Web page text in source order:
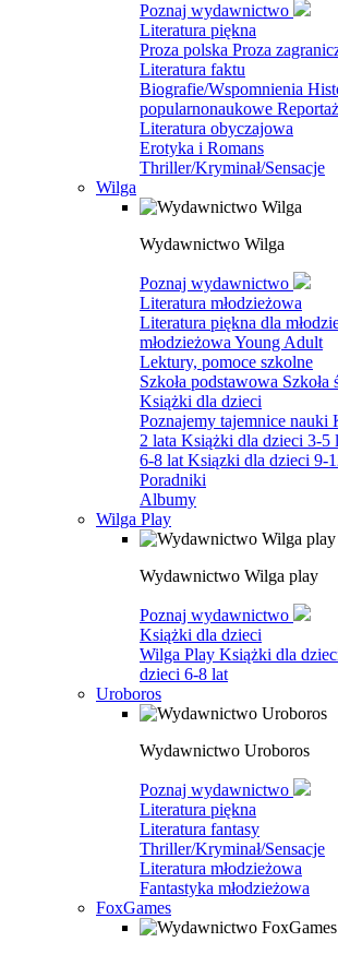
Poznaj wydawnictwo
Literatura piękna
Proza polska Proza
Literatura faktu
Biografie/Wspomnienia
popularnonaukowe
Literatura obyczajowa
Erotyka i Romans
Thriller/Kryminał/Sensacje
Wilga
Wydawnictwo Wilga
Poznaj wydawnictwo
Literatura młodzieżowa
Literatura piękna dla
młodzieżowa Young Adult
Lektury, pomoce szkolne
Szkoła podstawowa Szkoła
Książki dla dzieci
Poznajemy tajemnice nauki
2 lata Książki dla dzieci 3-5
6-8 lat Ksiązki dla dzieci 9-
Poradniki
Albumy
Wilga Play
Wydawnictwo Wilga play
Poznaj wydawnictwo
Książki dla dzieci
Wilga Play Książki dla
dzieci 6-8 lat
Uroboros
Wydawnictwo Uroboros
Poznaj wydawnictwo
Literatura piękna
Literatura fantasy
Thriller/Kryminał/Sensacje
Literatura młodzieżowa
Fantastyka młodzieżowa
FoxGames